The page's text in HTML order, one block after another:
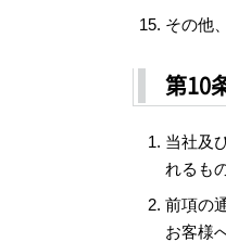
その他
第10
当社及
れるも
前項の
お客様